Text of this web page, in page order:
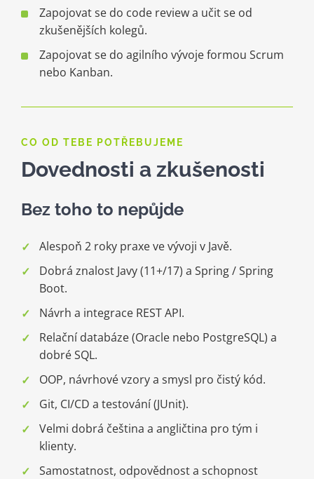
Zapojovat se do code review a učit se od
zkušenějších kolegů.
Zapojovat se do agilního vývoje formou Scrum
nebo Kanban.
CO OD TEBE POTŘEBUJEME
Dovednosti a zkušenosti
Bez toho to nepůjde
Alespoň 2 roky praxe ve vývoji v Javě.
Dobrá znalost Javy (11+/17) a Spring / Spring
Boot.
Návrh a integrace REST API.
Relační databáze (Oracle nebo PostgreSQL) a
dobré SQL.
OOP, návrhové vzory a smysl pro čistý kód.
Git, CI/CD a testování (JUnit).
Velmi dobrá čeština a angličtina pro tým i
klienty.
Samostatnost, odpovědnost a schopnost